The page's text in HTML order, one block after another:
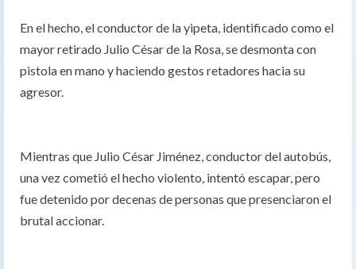
En el hecho, el conductor de la yipeta, identificado como el
mayor retirado Julio César de la Rosa, se desmonta con
pistola en mano y haciendo gestos retadores hacia su
agresor.
Mientras que Julio César Jiménez, conductor del autobús,
una vez cometió el hecho violento, intentó escapar, pero
fue detenido por decenas de personas que presenciaron el
brutal accionar.